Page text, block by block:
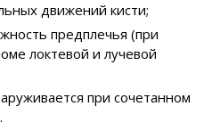
движений кисти;
предплечья (при
локтевой и лучевой
при сочетанном